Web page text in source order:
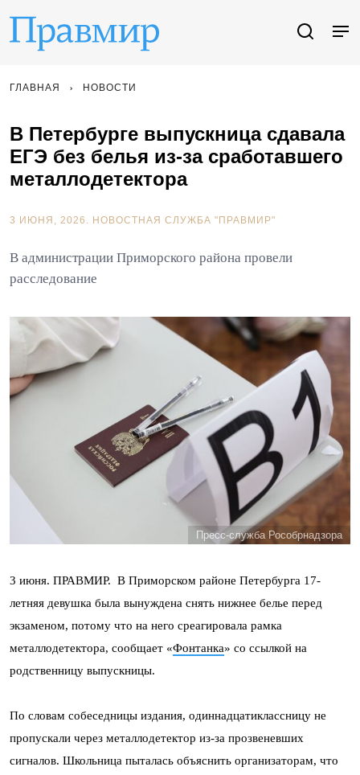
ГЛАВНАЯ НОВОСТИ
В Петербурге выпускница сдавала
ЕГЭ без белья из-за сработавшего
металлодетектора
3 ИЮНЯ, 2026. НОВОСТНАЯ СЛУЖБА "ПРАВМИР"
В администрации Приморского района провели
расследование
Пресс-служба Рособрнадзора
3 июня. ПРАВМИР. В Приморском районе Петербурга 17-
летняя девушка была вынуждена снять нижнее белье перед
экзаменом, потому что на него среагировала рамка
металлодетектора, сообщает «Фонтанка» со ссылкой на
родственницу выпускницы.
По словам собеседницы издания, одиннадцатиклассницу не
пропускали через металлодетектор из-за прозвеневших
сигналов. Школьница пыталась объяснить организаторам, что